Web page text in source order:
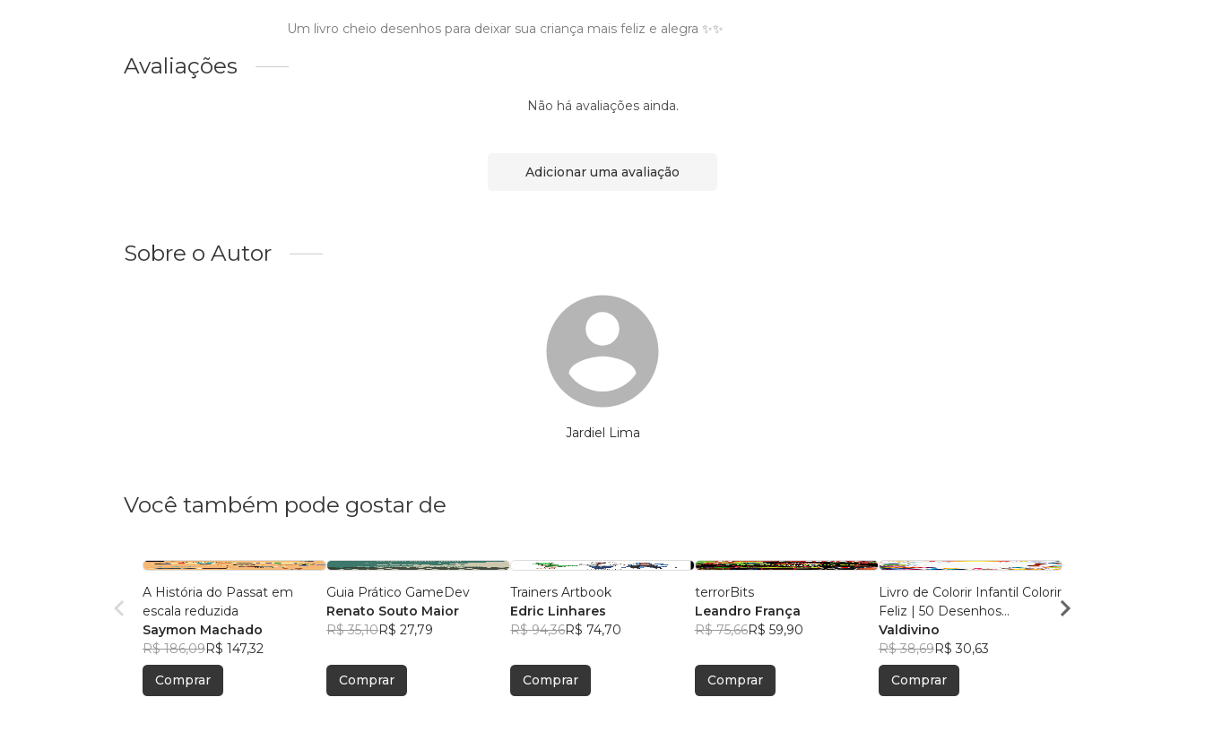
Um livro cheio desenhos para deixar sua criança mais feliz e alegra ✨✨
Avaliações
Não há avaliações ainda.
Adicionar uma avaliação
Sobre o Autor
Jardiel Lima
Você também pode gostar de
A História do Passat em
escala reduzida
Saymon Machado
R$ 186,09R$ 147,32
Comprar
Guia Prático GameDev
Renato Souto Maior
R$ 35,10R$ 27,79
Comprar
Trainers Artbook
Edric Linhares
R$ 94,36R$ 74,70
Comprar
terrorBits
Leandro França
R$ 75,66R$ 59,90
Comprar
Livro de Colorir Infantil Colorir
Feliz | 50 Desenhos
Educativos | 3 a 8 Anos
Valdivino
R$ 38,69R$ 30,63
Comprar
Symon Rodrigues